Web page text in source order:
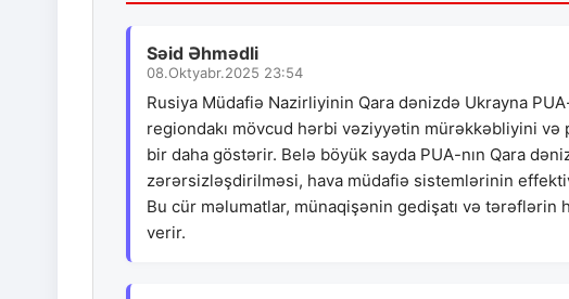
Səid Əhmədli
08.Oktyabr.2025 23:54
Rusiya Müdafiə Nazirliyinin Qara dənizdə Ukrayna
regiondakı mövcud hərbi vəziyyətin mürəkkəbliyini
bir daha göstərir. Belə böyük sayda PUA-nın Qara
zərərsizləşdirilməsi, hava müdafiə sistemlərinin
Bu cür məlumatlar, münaqişənin gedişatı və tərəflərin
verir.